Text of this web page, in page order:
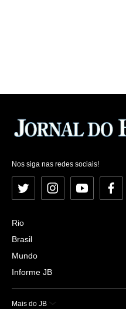
Nos siga nas redes sociais!
Twitter InstagramYouTube
Rio
Brasil
Mundo
Informe JB
Mais do JB